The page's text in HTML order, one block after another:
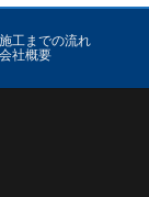
施工までの流れ
会社概要